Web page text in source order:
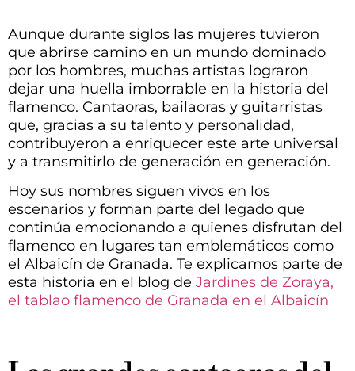
Aunque durante siglos las mujeres tuvieron
que abrirse camino en un mundo dominado
por los hombres, muchas artistas lograron
dejar una huella imborrable en la historia del
flamenco. Cantaoras, bailaoras y guitarristas
que, gracias a su talento y personalidad,
contribuyeron a enriquecer este arte universal
y a transmitirlo de generación en generación.
Hoy sus nombres siguen vivos en los
escenarios y forman parte del legado que
continúa emocionando a quienes disfrutan del
flamenco en lugares tan emblemáticos como
el Albaicín de Granada. Te explicamos parte de
esta historia en el blog de Jardines de Zoraya,
el tablao flamenco de Granada en el Albaicín